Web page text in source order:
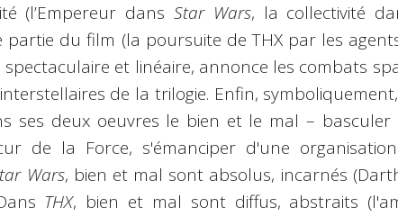
(l’Empereur dans Star Wars, la collectivité
partie du film (la poursuite de THX par les
et linéaire, annonce les combats
de la trilogie. Enfin,
ses deux oeuvres le bien et le mal – basculer
de la Force, s'émanciper d'une
Wars, bien et mal sont absolus, incarnés
THX, bien et mal sont diffus, abstraits